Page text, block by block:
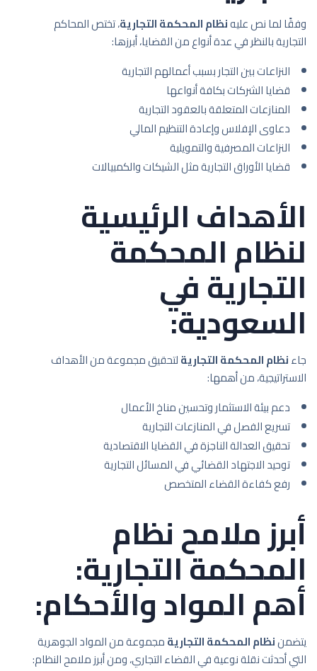
وفقًا لما نص عليهنظام المحكمة التجارية، تختص المحاكم
التجارية بالنظر في عدة أنواع من القضايا، أبرزها:
النزاعات بين التجار بسبب أعمالهم التجارية
قضايا الشركات بكافة أنواعها
المنازعات المتعلقة بالعقود التجارية
دعاوى الإفلاس وإعادة التنظيم المالي
النزاعات المصرفية والتمويلية
قضايا الأوراق التجارية مثل الشيكات والكمبيالات
الأهداف الرئيسية
لنظام المحكمة
التجارية في
السعودية:
جاءنظام المحكمة التجاريةلتحقيق مجموعة من الأهداف
الاستراتيجية، من أهمها:
دعم بيئة الاستثمار وتحسين مناخ الأعمال
تسريع الفصل في المنازعات التجارية
تحقيق العدالة الناجزة في القضايا الاقتصادية
توحيد الاجتهاد القضائي في المسائل التجارية
رفع كفاءة القضاء المتخصص
أبرز ملامح نظام
المحكمة التجارية:
أهم المواد والأحكام:
يتضمننظام المحكمة التجاريةمجموعة من المواد الجوهرية
التي أحدثت نقلة نوعية في القضاء التجاري، ومن أبرز ملامح النظام: